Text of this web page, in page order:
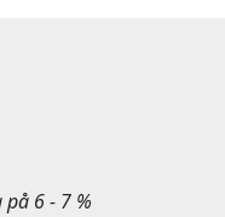
6 - 7 %